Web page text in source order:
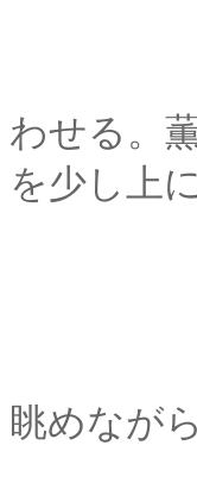
闇夜
夜風
わせる。
を少し上
風が
剣心
眺めなが